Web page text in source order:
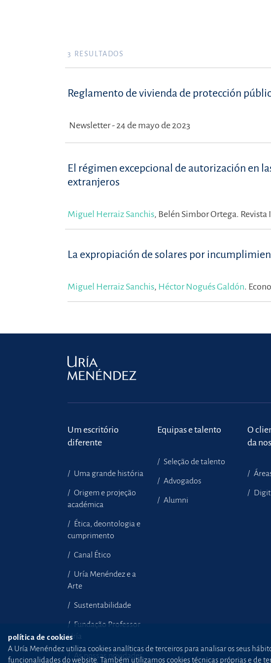
3 RESULTADOS
Reglamento de vivienda de protección
Newsletter - 24 de mayo de 2023
El régimen excepcional de autorización en
extranjeros
Miguel Herraiz Sanchis, Belén Simbor Ortega. Revista
La expropiación de solares por
Miguel Herraiz Sanchis, Héctor Nogués Galdón.
Um escritório
diferente
Uma grande história
Origem e projeção
académica
Ética, deontologia e
cumprimento
Canal Ético
Uría Menéndez e a
Arte
Sustentabilidade
Fundação Professor
Uría
As nossas novidades
Equipas e talento
Seleção de talento
Advogados
Alumni
O
da
política de cookies
A Uría Menéndez utiliza cookies analíticas de terceiros para analisar os seus
funcionalidades do website. Também utilizamos cookies técnicas próprias e de